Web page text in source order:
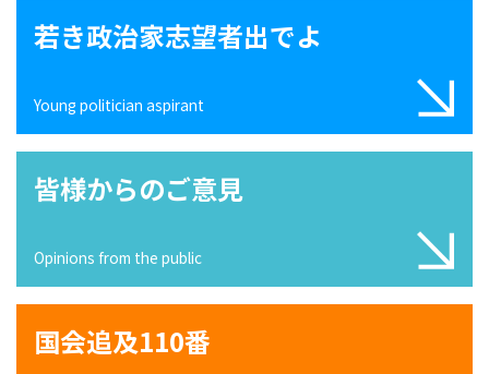
若き政治家志望者出でよ
Young politician aspirant
皆様からのご意見
Opinions from the public
国会追及110番